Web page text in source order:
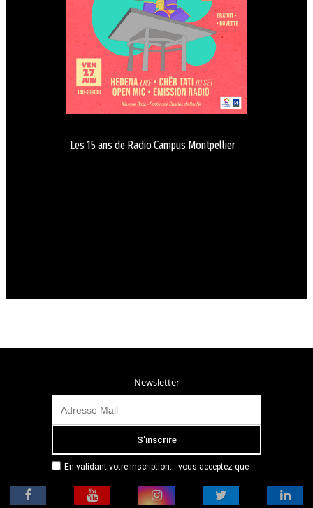
Les 15 ans de Radio Campus Montpellier
Newsletter
En validant votre inscription... vous acceptez que
adresse email dans le but de vous envoyer
mensuellement sa lettre d’informations. Pour plus